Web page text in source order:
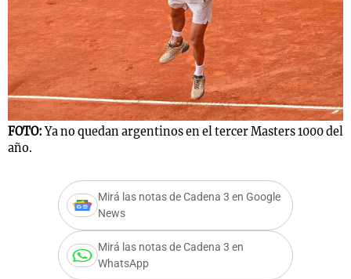
FOTO:Ya no quedan argentinos en el tercer Masters 1000 del
año.
Mirá las notas de Cadena 3 en Google
News
Mirá las notas de Cadena 3 en
WhatsApp
Mundial 2026
La Sole en
Cadena 3